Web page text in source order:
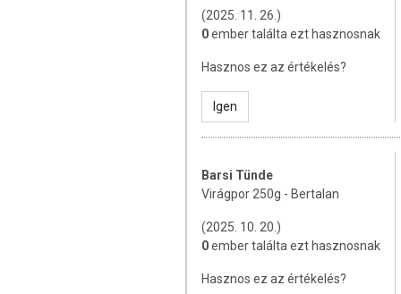
(2025. 11. 26.)
0ember találta ezt hasznosnak
Hasznos ez az értékelés?
Igen
Barsi Tünde
Virágpor 250g - Bertalan
(2025. 10. 20.)
0ember találta ezt hasznosnak
Hasznos ez az értékelés?